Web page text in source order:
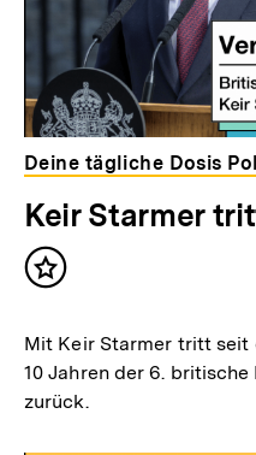
Deine tägliche Dosis
Keir Starmer
Inhalt
Mit Keir Starmer tritt
10 Jahren der 6.
zurück.